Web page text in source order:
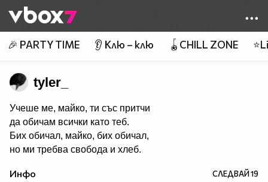
👾
🎉 PARTY TIME 👂 Клю – клю 🪀CHILL ZONE
tyler_
Учеше ме, майко, ти със притчи
да обичам всички като теб.
Бих обичал, майко, бих обичал,
но ми требва свобода и хлеб.
Инфо СЛЕДВАЙ19